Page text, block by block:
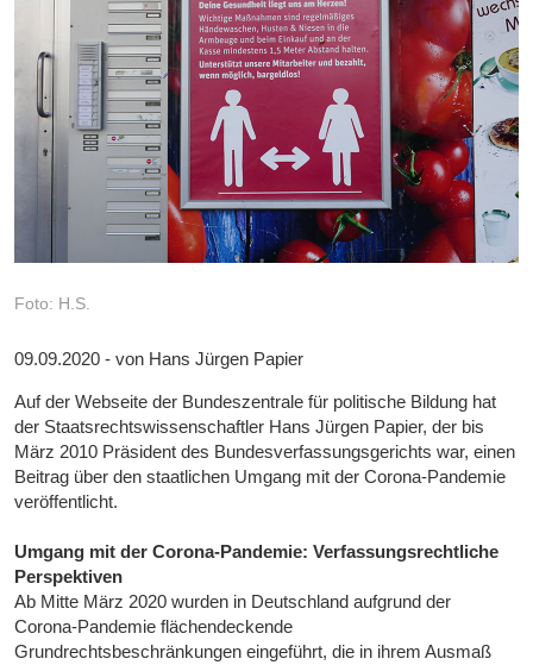
Foto: H.S.
09.09.2020 - von Hans Jürgen Papier
Auf der Webseite der Bundeszentrale für politische Bildung hat
der Staatsrechtswissenschaftler Hans Jürgen Papier, der bis
März 2010 Präsident des Bundesverfassungsgerichts war, einen
Beitrag über den staatlichen Umgang mit der Corona-Pandemie
veröffentlicht.
Umgang mit der Corona-Pandemie: Verfassungsrechtliche
Perspektiven
Ab Mitte März 2020 wurden in Deutschland aufgrund der
Corona-Pandemie flächendeckende
Grundrechtsbeschränkungen eingeführt, die in ihrem Ausmaß